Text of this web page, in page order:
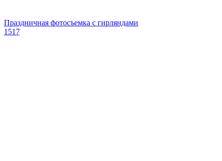
Праздничная фотосъемка с гирляндами
1517